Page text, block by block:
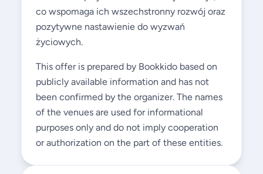
co wspomaga ich wszechstronny rozwój oraz
pozytywne nastawienie do wyzwań
życiowych.
This offer is prepared by Bookkido based on
publicly available information and has not
been confirmed by the organizer. The names
of the venues are used for informational
purposes only and do not imply cooperation
or authorization on the part of these entities.